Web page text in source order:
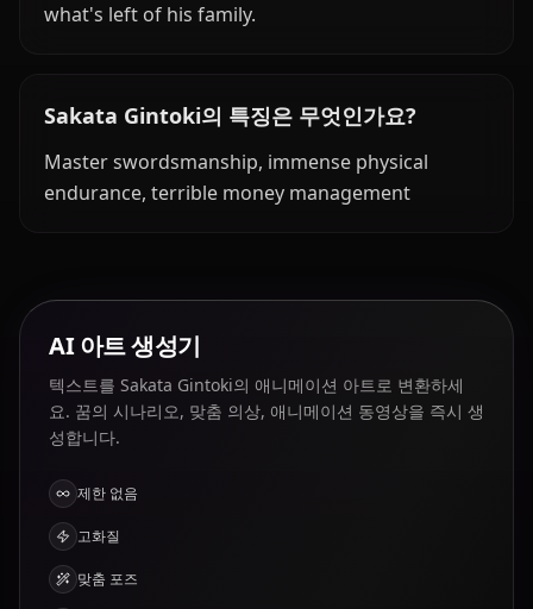
what's left of his family.
Sakata Gintoki의 특징은 무엇인가요?
Master swordsmanship, immense physical
endurance, terrible money management
AI 아트 생성기
텍스트를 Sakata Gintoki의 애니메이션 아트로 변환하세
요. 꿈의 시나리오, 맞춤 의상, 애니메이션 동영상을 즉시 생
성합니다.
제한 없음
고화질
맞춤 포즈